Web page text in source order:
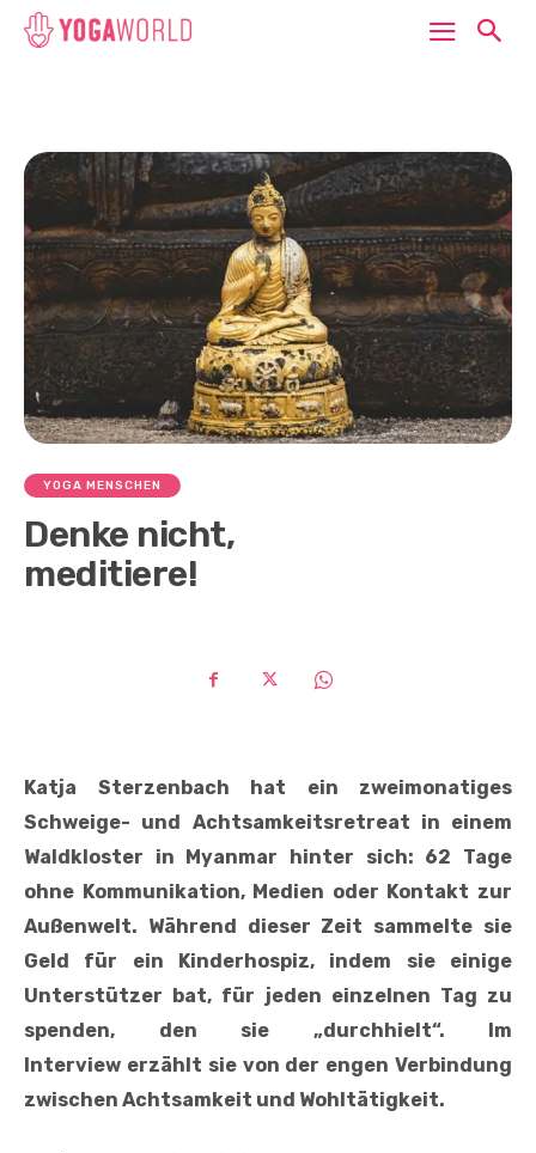
YOGA MENSCHEN
Denke nicht,
meditiere!
Katja Sterzenbach hat ein zweimonatiges
Schweige- und Achtsamkeitsretreat in einem
Waldkloster in Myanmar hinter sich: 62 Tage
ohne Kommunikation, Medien oder Kontakt zur
Außenwelt. Während dieser Zeit sammelte sie
Geld für ein Kinderhospiz, indem sie einige
Unterstützer bat, für jeden einzelnen Tag zu
spenden, den sie „durchhielt“. Im
Interview erzählt sie von der engen Verbindung
zwischen Achtsamkeit und Wohltätigkeit.